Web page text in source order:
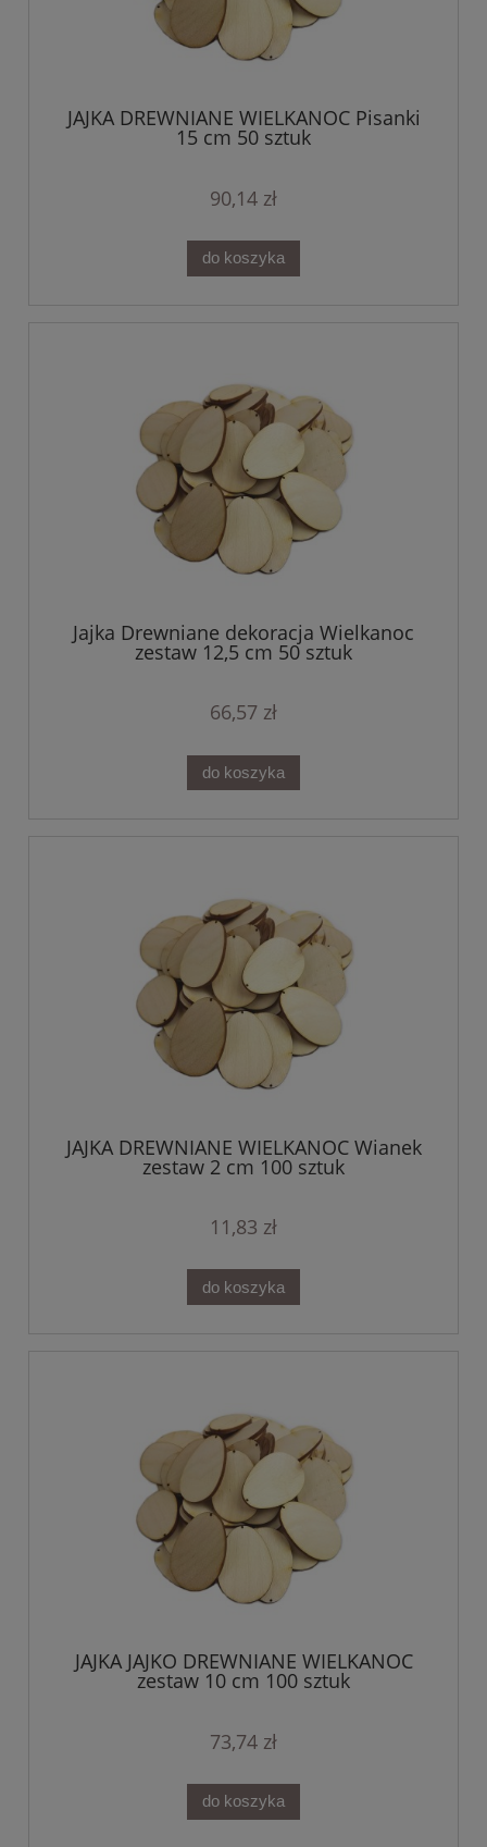
JAJKA DREWNIANE WIELKANOC Pisanki
15 cm 50 sztuk
90,14 zł
do koszyka
Jajka Drewniane dekoracja Wielkanoc
zestaw 12,5 cm 50 sztuk
66,57 zł
do koszyka
JAJKA DREWNIANE WIELKANOC Wianek
zestaw 2 cm 100 sztuk
11,83 zł
do koszyka
JAJKA JAJKO DREWNIANE WIELKANOC
zestaw 10 cm 100 sztuk
73,74 zł
do koszyka